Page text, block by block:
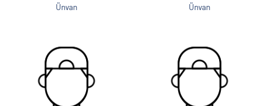
Ünvan Ünvan